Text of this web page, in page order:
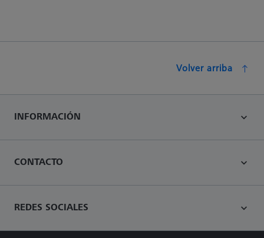
Volver arriba
INFORMACIÓN
CONTACTO
REDES SOCIALES